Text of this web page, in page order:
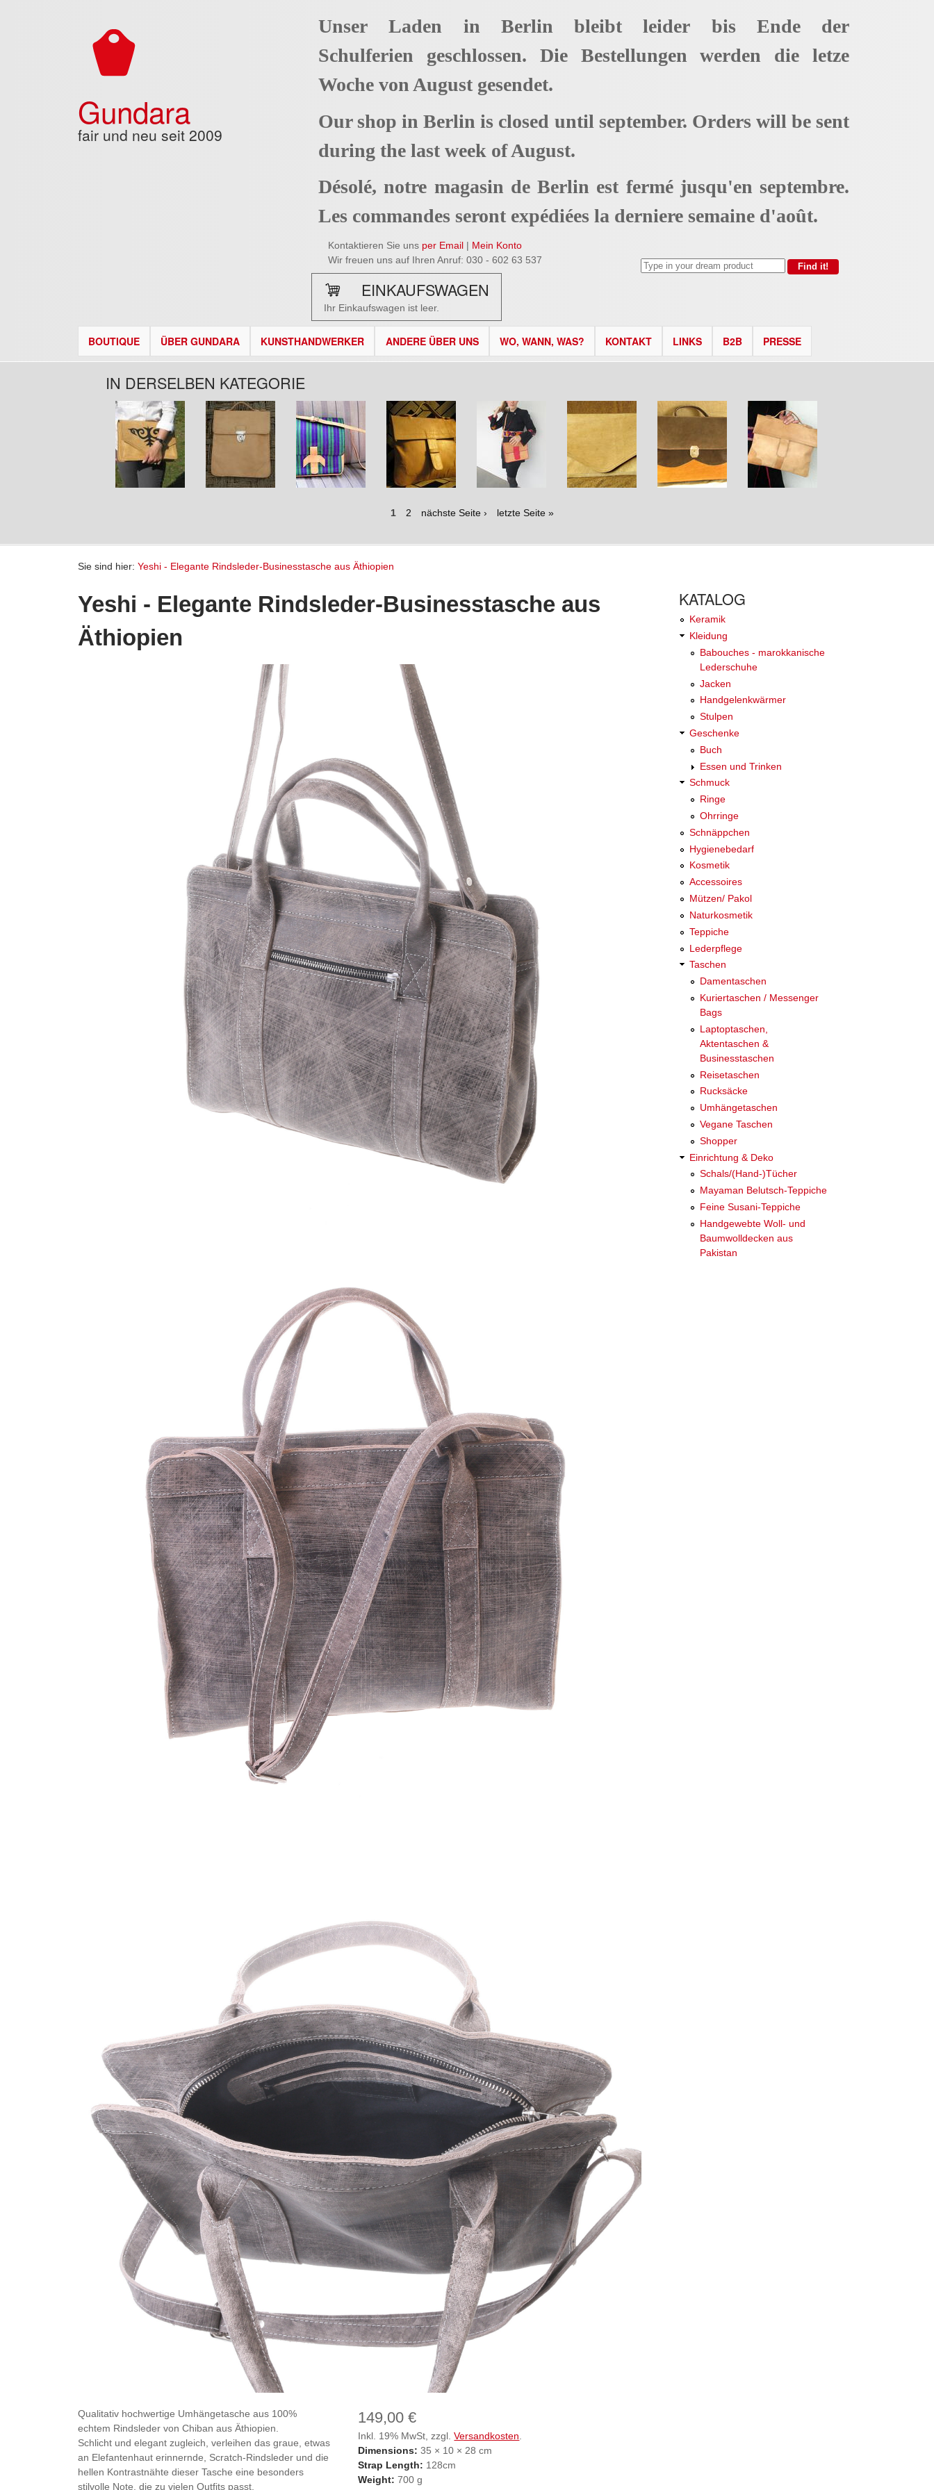
Gundara
fair und neu seit 2009
Unser Laden in Berlin bleibt leider bis Ende der
Schulferien geschlossen. Die Bestellungen werden die letze
Woche von August gesendet.
Our shop in Berlin is closed until september. Orders will be sent
during the last week of August.
Désolé, notre magasin de Berlin est fermé jusqu'en septembre.
Les commandes seront expédiées la derniere semaine d'août.
Kontaktieren Sie uns per Email | Mein Konto
Wir freuen uns auf Ihren Anruf: 030 - 602 63 537
EINKAUFSWAGEN
Ihr Einkaufswagen ist leer.
BOUTIQUE ÜBER GUNDARA KUNSTHANDWERKER ANDERE ÜBER UNS WO, WANN, WAS? KONTAKT LINKS B2B PRESSE
IN DERSELBEN KATEGORIE
1 2 nächste Seite › letzte Seite »
Sie sind hier: Yeshi - Elegante Rindsleder-Businesstasche aus Äthiopien
Yeshi - Elegante Rindsleder-Businesstasche aus
Äthiopien
Qualitativ hochwertige Umhängetasche aus 100%
echtem Rindsleder von Chiban aus Äthiopien.
Schlicht und elegant zugleich, verleihen das graue, etwas
an Elefantenhaut erinnernde, Scratch-Rindsleder und die
hellen Kontrastnähte dieser Tasche eine besonders
stilvolle Note, die zu vielen Outfits passt.
149,00 €
Inkl. 19% MwSt, zzgl.Versandkosten
Dimensions:35 × 10 × 28 cm
Strap Length: 128cm
Weight:700 g
KATALOG
Keramik
Kleidung
Babouches - marokkanische
Lederschuhe
Jacken
Handgelenkwärmer
Stulpen
Geschenke
Buch
Essen und Trinken
Schmuck
Ringe
Ohrringe
Schnäppchen
Hygienebedarf
Kosmetik
Accessoires
Mützen/ Pakol
Naturkosmetik
Teppiche
Lederpflege
Taschen
Damentaschen
Kuriertaschen / Messenger
Bags
Laptoptaschen,
Aktentaschen &
Businesstaschen
Reisetaschen
Rucksäcke
Umhängetaschen
Vegane Taschen
Shopper
Einrichtung & Deko
Schals/(Hand-)Tücher
Mayaman Belutsch-Teppiche
Feine Susani-Teppiche
Handgewebte Woll- und
Baumwolldecken aus
Pakistan